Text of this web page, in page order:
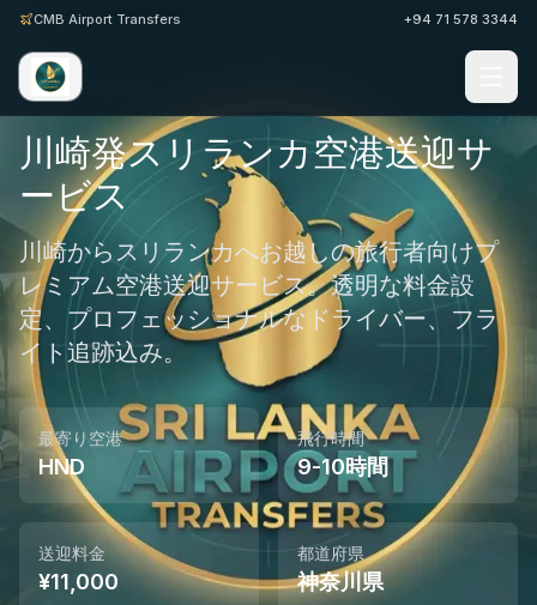
CMB Airport Transfers +94 71 578 3344
Instant WhatsApp Quote
ホーム 日本
川崎発スリランカ空港送迎サ
ービス
川崎からスリランカへお越しの旅行者向けプ
レミアム空港送迎サービス。透明な料金設
定、プロフェッショナルなドライバー、フラ
イト追跡込み。
最寄り空港
HND
飛行時間
9-10時間
送迎料金
¥11,000
都道府県
神奈川県